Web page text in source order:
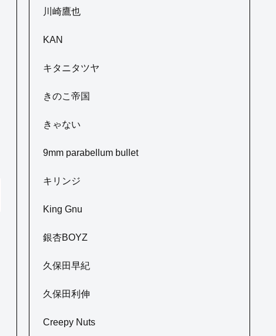
川崎鷹也
KAN
キタニタツヤ
きのこ帝国
きゃない
9mm parabellum bullet
キリンジ
King Gnu
銀杏BOYZ
久保田早紀
久保田利伸
Creepy Nuts